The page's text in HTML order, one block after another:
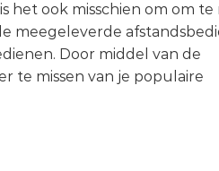
het ook misschien om om
meegeleverde
Door middel van de
te missen van je populaire